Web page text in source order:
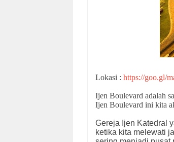
Lokasi : https://goo.gl/
Ijen Boulevard adalah
Ijen Boulevard ini kita
Gereja Ijen Katedral
ketika kita melewati